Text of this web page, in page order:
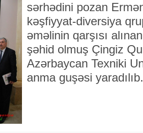
sərhədini pozan
kəşfiyyat-diversiya
əməlinin qarşısı
şəhid olmuş Çingiz
Azərbaycan Texniki
anma guşəsi yaradılıb.